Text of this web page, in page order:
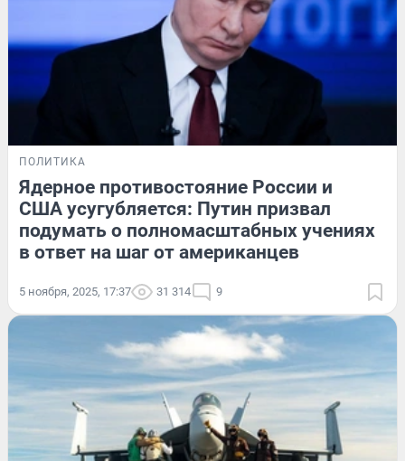
ПОЛИТИКА
Ядерное противостояние России и
США усугубляется: Путин призвал
подумать о полномасштабных учениях
в ответ на шаг от американцев
5 ноября, 2025, 17:37 31 314 9